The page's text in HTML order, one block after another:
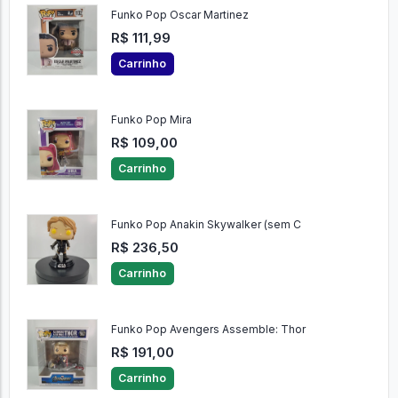
Funko Pop Oscar Martinez
R$ 111,99
Carrinho
Funko Pop Mira
R$ 109,00
Carrinho
Funko Pop Anakin Skywalker (sem C
R$ 236,50
Carrinho
Funko Pop Avengers Assemble: Thor
R$ 191,00
Carrinho